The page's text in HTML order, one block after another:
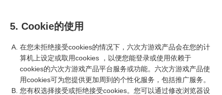
5. Cookie的使用
在您未拒绝接受cookies的情况下，六次方游戏产品会在您的计
算机上设定或取用cookies ，以便您能登录或使用依赖于
cookies的六次方游戏产品平台服务或功能。六次方游戏产品使
用cookies可为您提供更加周到的个性化服务，包括推广服务。
您有权选择接受或拒绝接受cookies。您可以通过修改浏览器设